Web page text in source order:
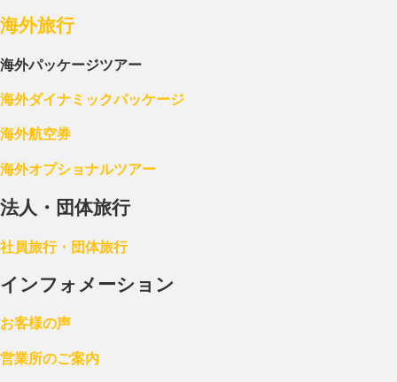
海外旅行
海外パッケージツアー
海外ダイナミックパッケージ
海外航空券
海外オプショナルツアー
法人・団体旅行
社員旅行・団体旅行
インフォメーション
お客様の声
営業所のご案内